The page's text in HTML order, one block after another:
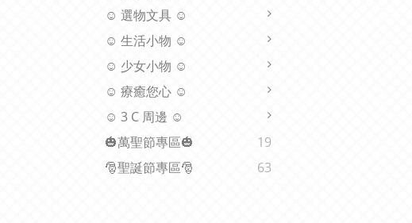
☺ 選物文具 ☺
☺ 生活小物 ☺
☺ 少女小物 ☺
☺ 療癒您心 ☺
☺ 3 C 周邊 ☺
🎃萬聖節專區🎃
19
🎅聖誕節專區🎅
63